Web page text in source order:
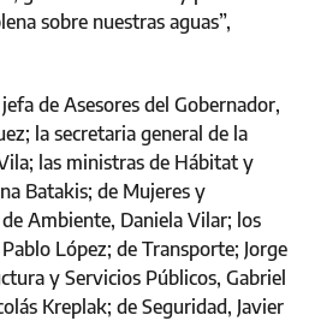
sobre nuestras aguas”,
de Asesores del Gobernador,
la secretaria general de la
las ministras de Hábitat y
Batakis; de Mujeres y
Ambiente, Daniela Vilar; los
López; de Transporte; Jorge
y Servicios Públicos, Gabriel
Kreplak; de Seguridad, Javier